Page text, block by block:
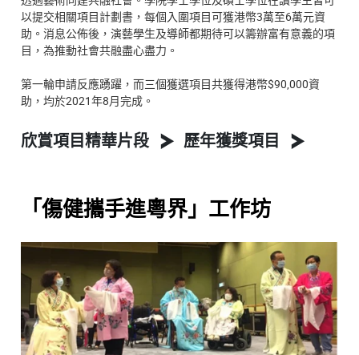
以提交相關項目計劃書，每個入圍項目可獲港幣3萬至6萬元資
助。消息公佈後，演藝學生及導師都期待可以籌辦富有意義的項
目，為推動社會共融盡心盡力。
第一輪申請反應踴躍，而三個獲選項目共獲得港幣$90,000資
助，均於2021年8月完成。
欣賞項目精華片段 歷年獲獎項目
「傷健攜手進粵界」工作坊